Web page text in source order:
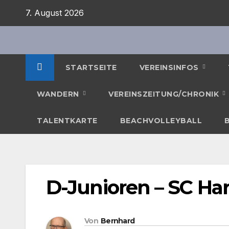
7. August 2026
STARTSEITE VEREINSINFOS
WANDERN VEREINSZEITUNG/CHRONIK
TALENTKARTE BEACHVOLLEYBALL
D-Junioren – SC
Von Bernhard